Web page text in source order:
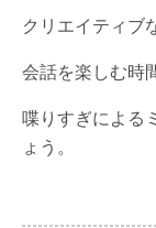
クリエイティブ
会話を楽しむ時
喋りすぎによる
ょう。